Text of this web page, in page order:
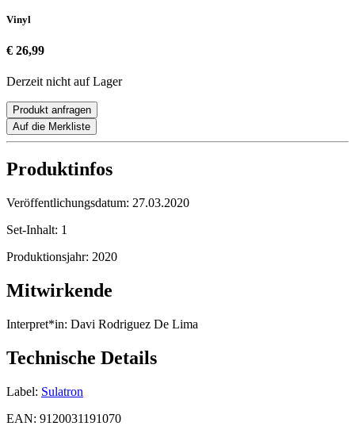
Vinyl
€ 26,99
Derzeit nicht auf Lager
Produkt anfragen
Auf die Merkliste
Produktinfos
Veröffentlichungsdatum: 27.03.2020
Set-Inhalt: 1
Produktionsjahr: 2020
Mitwirkende
Interpret*in: Davi Rodriguez De Lima
Technische Details
Label: Sulatron
EAN: 9120031191070